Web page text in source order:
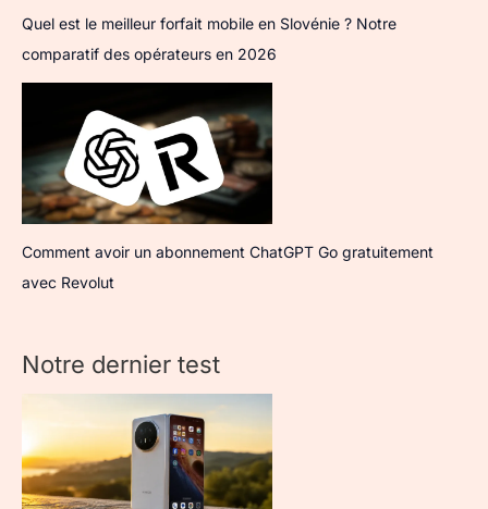
Quel est le meilleur forfait mobile en Slovénie ? Notre
comparatif des opérateurs en 2026
Comment avoir un abonnement ChatGPT Go gratuitement
avec Revolut
Notre dernier test